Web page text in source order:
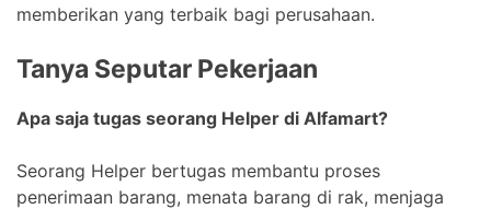
memberikan yang terbaik bagi perusahaan.
Tanya Seputar Pekerjaan
Apa saja tugas seorang Helper di Alfamart?
Seorang Helper bertugas membantu proses
penerimaan barang, menata barang di rak, menjaga